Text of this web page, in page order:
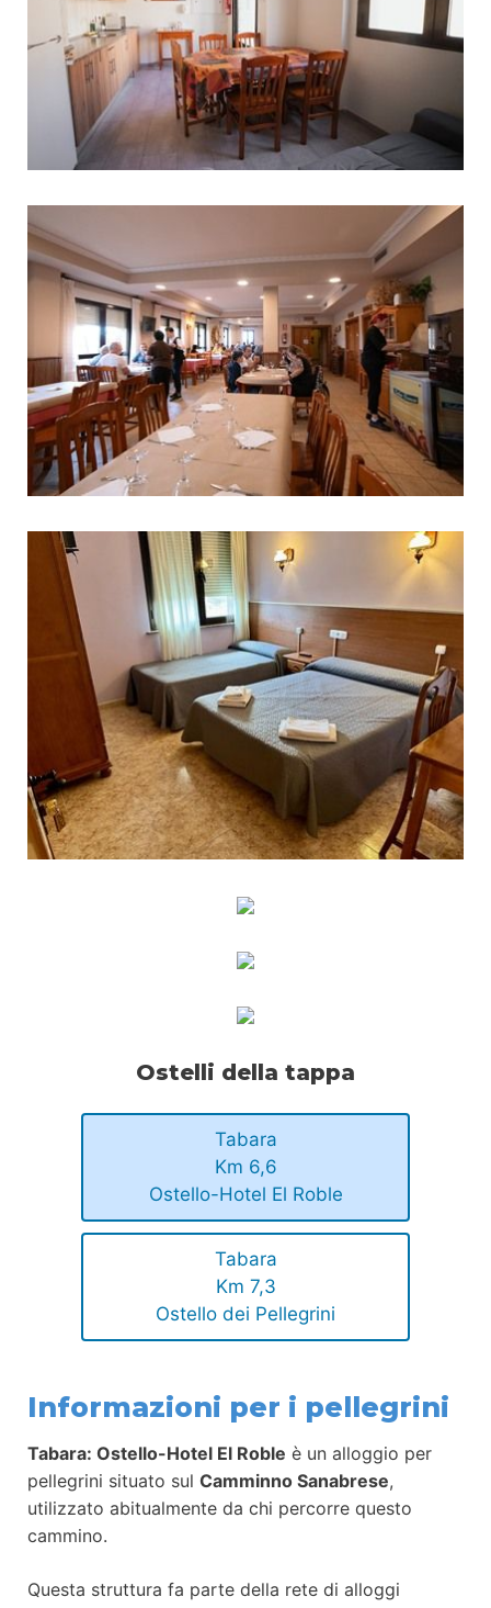
Ostelli della tappa
Tabara
Km 6,6
Ostello-Hotel El Roble
Tabara
Km 7,3
Ostello dei Pellegrini
Informazioni per i pellegrini
Tabara: Ostello-Hotel El Roble è un alloggio per
pellegrini situato sul Camminno Sanabrese,
utilizzato abitualmente da chi percorre questo
cammino.
Questa struttura fa parte della rete di alloggi